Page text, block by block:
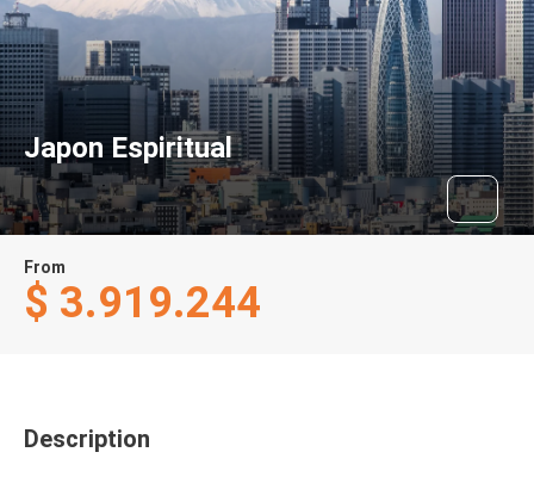
Japon Espiritual
From
$ 3.919.244
Description